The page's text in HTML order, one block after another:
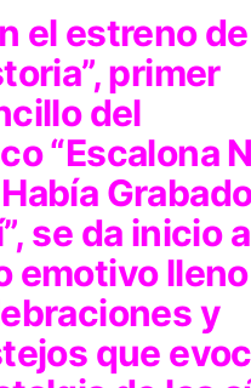
el estreno de
, primer
del
“Escalona
se da inicio
emotivo
y
que